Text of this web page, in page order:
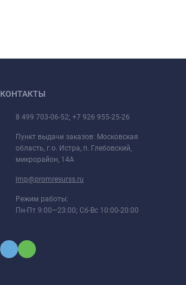
КОНТАКТЫ
8 499 703-06-52; +7 926 955-25-26
Пункт выдачи заказов: Московская
область, г.о. Истра, п. Глебовский,
микрорайон, 14А
imp@promresurss.ru
Режим работы:
Пн-Пт 9:00—23:00; Сб-Вс 10:00-20:00